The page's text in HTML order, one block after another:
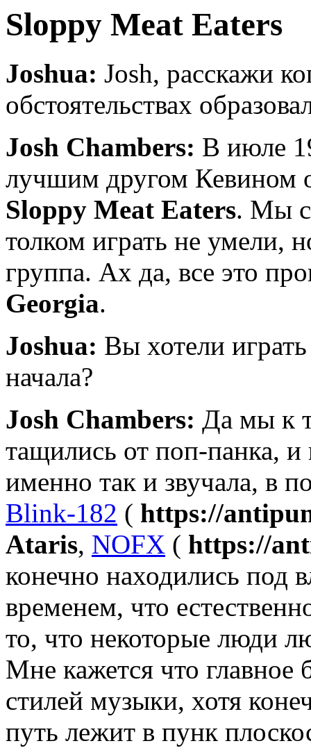
Sloppy Meat Eaters
Joshua: Josh, расскажи
обстоятельствах
Josh Chambers: В июле
лучшим другом Кевином
Sloppy Meat Eaters. Мы
толком играть не умели,
группа. Ах да, все это
Georgia.
Joshua: Вы хотели
начала?
Josh Chambers: Да мы к
тащились от поп-панка, и
именно так и звучала, в
Blink-182 ( https://
Ataris, NOFX ( https://
конечно находились под
временем, что
то, что некоторые люди
Мне кажется что
стилей музыки, хотя
путь лежит в пунк